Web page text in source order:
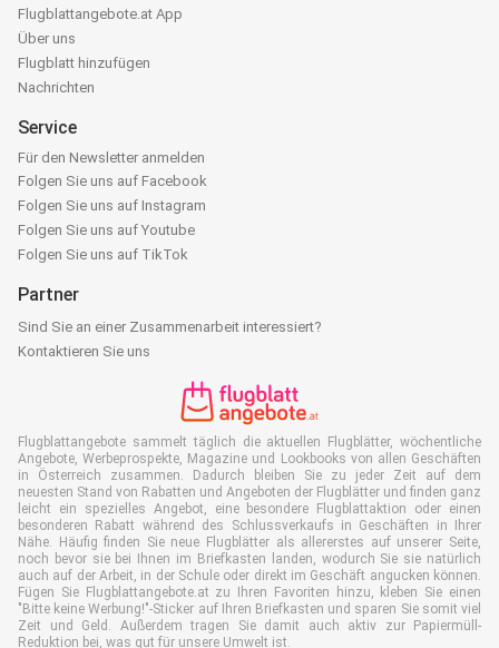
Flugblattangebote.at App
Über uns
Flugblatt hinzufügen
Nachrichten
Service
Für den Newsletter anmelden
Folgen Sie uns auf Facebook
Folgen Sie uns auf Instagram
Folgen Sie uns auf Youtube
Folgen Sie uns auf TikTok
Partner
Sind Sie an einer Zusammenarbeit interessiert?
Kontaktieren Sie uns
Flugblattangebote sammelt täglich die aktuellen Flugblätter, wöchentliche
Angebote, Werbeprospekte, Magazine und Lookbooks von allen Geschäften
in Österreich zusammen. Dadurch bleiben Sie zu jeder Zeit auf dem
neuesten Stand von Rabatten und Angeboten der Flugblätter und finden ganz
leicht ein spezielles Angebot, eine besondere Flugblattaktion oder einen
besonderen Rabatt während des Schlussverkaufs in Geschäften in Ihrer
Nähe. Häufig finden Sie neue Flugblätter als allererstes auf unserer Seite,
noch bevor sie bei Ihnen im Briefkasten landen, wodurch Sie sie natürlich
auch auf der Arbeit, in der Schule oder direkt im Geschäft angucken können.
Fügen Sie Flugblattangebote.at zu Ihren Favoriten hinzu, kleben Sie einen
"Bitte keine Werbung!"-Sticker auf Ihren Briefkasten und sparen Sie somit viel
Zeit und Geld. Außerdem tragen Sie damit auch aktiv zur Papiermüll-
Reduktion bei, was gut für unsere Umwelt ist.